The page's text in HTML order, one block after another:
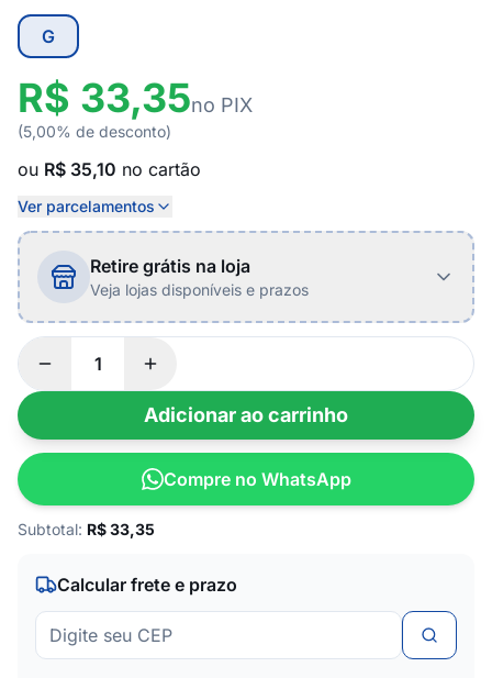
G
R$ 33,35no PIX
(5,00% de desconto)
ou R$ 35,10 no cartão
Ver parcelamentos
Retire grátis na loja
Veja lojas disponíveis e prazos
Adicionar ao carrinho
Compre no WhatsApp
Subtotal: R$33,35
Calcular frete e prazo